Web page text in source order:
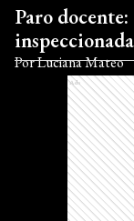
Paro
PorLuciana Mateo
Ads